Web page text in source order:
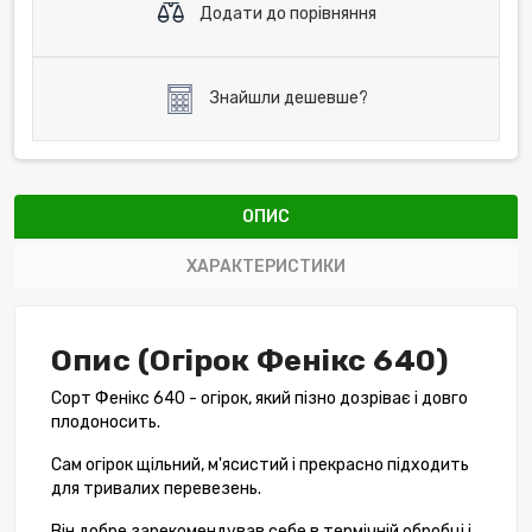
Додати до порівняння
Знайшли дешевше?
ОПИС
ХАРАКТЕРИСТИКИ
Опис (Огірок Фенікс 640)
Сорт Фенікс 640 - огірок, який пізно дозріває і довго
плодоносить.
Сам огірок щільний, м'ясистий і прекрасно підходить
для тривалих перевезень.